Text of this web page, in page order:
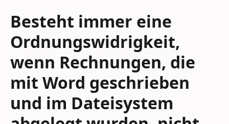
Besteht immer eine
Ordnungswidrigkeit,
wenn Rechnungen, die
mit Word geschrieben
und im Dateisystem